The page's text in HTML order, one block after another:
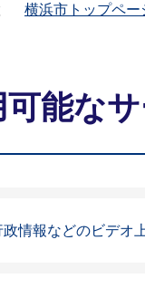
横浜市トップペー
可能な
政情報などのビデオ